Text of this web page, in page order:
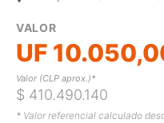
VALOR
UF
Valor (CLP aprox.)*
$ 410.490.140
* Valor referencial calculado